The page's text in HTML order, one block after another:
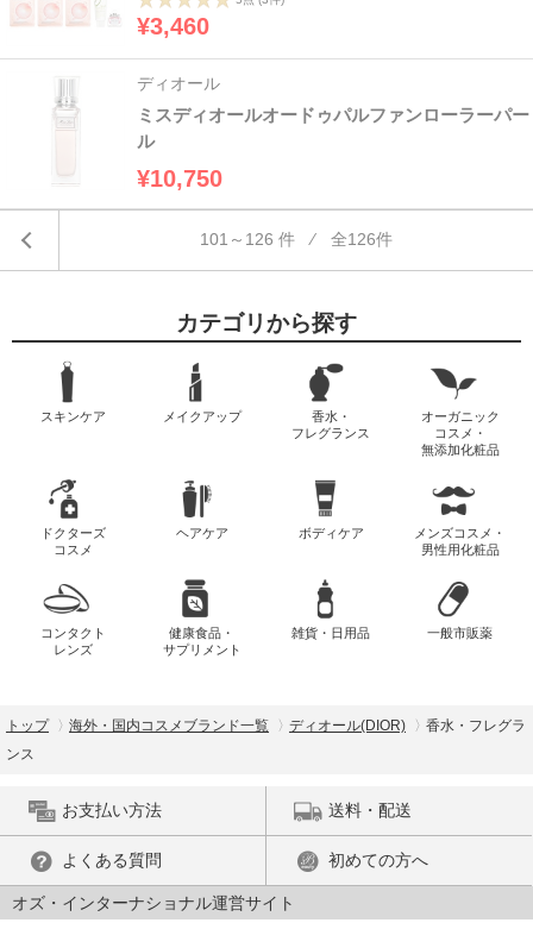
¥3,460
ディオール
ミスディオールオードゥパルファンローラーパー
ル
¥10,750
101～126 件 ⁄ 全126件
カテゴリから探す
スキンケア メイクアップ
香水・
フレグランス
オーガニック
コスメ・
無添加化粧品
ドクターズ
コスメ
ヘアケア ボディケア
メンズコスメ・
男性用化粧品
コンタクト
レンズ
健康食品・
サプリメント
雑貨・日用品 一般市販薬
トップ 海外・国内コスメブランド一覧 ディオール(DIOR)
香水・フレグラ
ンス
お支払い方法 送料・配送
よくある質問 初めての方へ
オズ・インターナショナル運営サイト